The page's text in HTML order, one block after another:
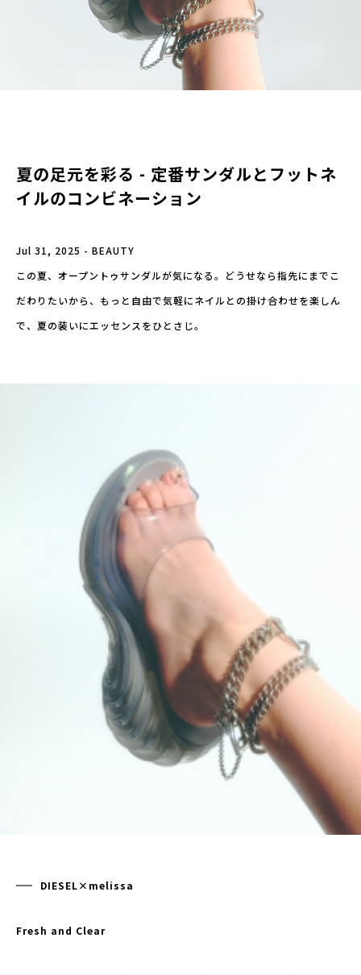
夏の足元を彩る - 定番サンダルとフットネ
イルのコンビネーション
Jul 31, 2025 - BEAUTY
この夏、オープントゥサンダルが気になる。どうせなら指先にまでこ
だわりたいから、もっと自由で気軽にネイルとの掛け合わせを楽しん
で、夏の装いにエッセンスをひとさじ。
DIESEL×melissa
Fresh and Clear